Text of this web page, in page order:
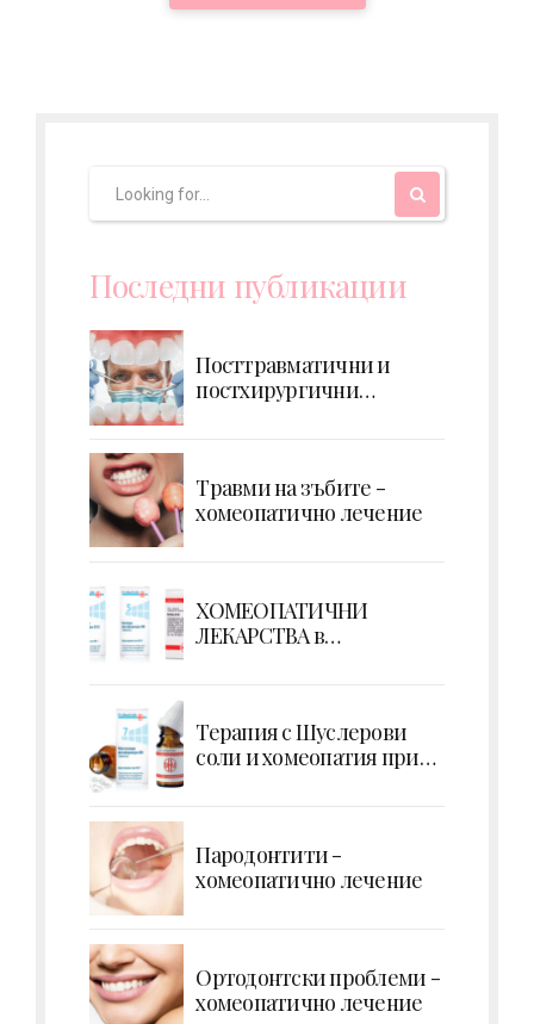
Последни публикации
Посттравматични и
постхирургични
Травми на зъбите -
хомеопатично лечение
ХОМЕОПАТИЧНИ
ЛЕКАРСТВА в
Терапия с Шуслерови
соли и хомеопатия при
Парoдонтити -
хомеопатично лечение
Ортодонтски проблеми -
хомеопатично лечение